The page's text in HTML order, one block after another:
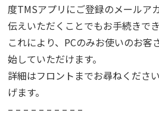
度TMSアプリにご登録のメールア
伝えいただくことでもお手続きで
これにより、PCのみお使いのお客
始していただけます。
詳細はフロントまでお尋ねくださ
げます。
– – – – – – – – – –